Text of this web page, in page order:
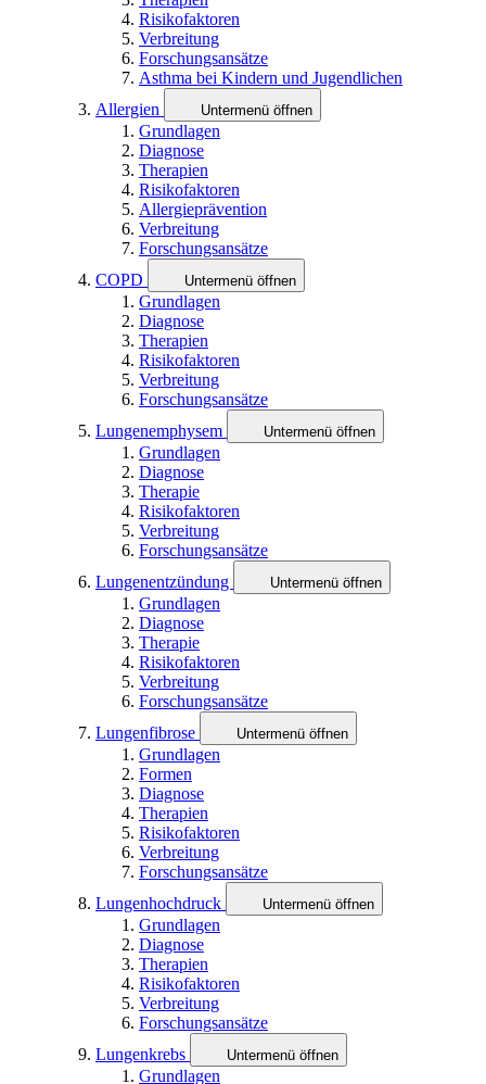
Risikofaktoren
Verbreitung
Forschungsansätze
Asthma bei Kindern und Jugendlichen
Allergien
Untermenü öffnen
Grundlagen
Diagnose
Therapien
Risikofaktoren
Allergieprävention
Verbreitung
Forschungsansätze
COPD
Untermenü öffnen
Grundlagen
Diagnose
Therapien
Risikofaktoren
Verbreitung
Forschungsansätze
Lungenemphysem
Untermenü öffnen
Grundlagen
Diagnose
Therapie
Risikofaktoren
Verbreitung
Forschungsansätze
Lungenentzündung
Untermenü öffnen
Grundlagen
Diagnose
Therapie
Risikofaktoren
Verbreitung
Forschungsansätze
Lungenfibrose
Untermenü öffnen
Grundlagen
Formen
Diagnose
Therapien
Risikofaktoren
Verbreitung
Forschungsansätze
Lungenhochdruck
Untermenü öffnen
Grundlagen
Diagnose
Therapien
Risikofaktoren
Verbreitung
Forschungsansätze
Lungenkrebs
Untermenü öffnen
Grundlagen